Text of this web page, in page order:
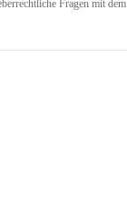
Fragen mit dem